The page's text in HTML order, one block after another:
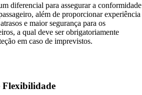
diferencial para assegurar a conformidade
além de proporcionar experiência
e maior segurança para os
a qual deve ser obrigatoriamente
em caso de imprevistos.
Flexibilidade